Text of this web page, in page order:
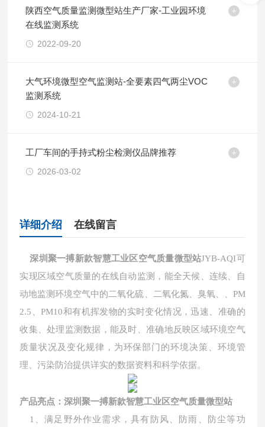
陕西空气质量监测微型站生产厂家-工业园环境
在线监测系统
2022-09-20
大气环境微型空气监测站-全要素四气两尘VOC
监测系统
2024-10-21
工厂车间的手持式粉尘检测仪品牌推荐
2026-03-02
详细介绍 在线留言
深圳聚一搏新款智慧工业区空气质量微型站JYB-AQI可
实现区域空气质量的在线自动监测，能全天候、连续、自
动地监测环境空气中的二氧化硫、二氧化氮、臭氧、、PM
2.5、PM10和有机挥发物的实时变化情况，迅速、准确的
收集、处理监测数据，能及时、准确地反映区域环境空气
质量状况及变化规律，为环保部门的环境决策、环境管
理、污染防治提供详实的数据资料和科学依据。
产品亮点 ：深圳聚一搏新款智慧工业区空气质量微型站
1、满足野外作业需求，具有防风、防雨、防尘等功